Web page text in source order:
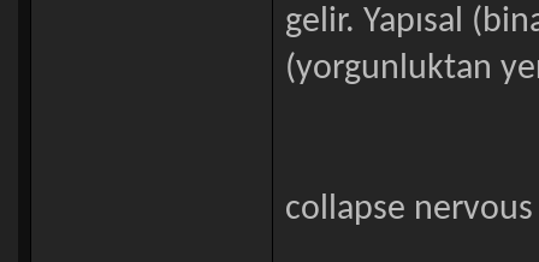
gelir. Yapısal
(yorgunluktan
collapse